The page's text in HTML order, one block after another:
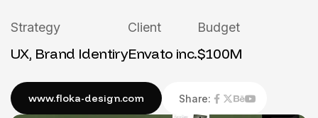
Strategy
UX, Brand Identiry
Client
Envato inc.
Budget
$100M
Share: